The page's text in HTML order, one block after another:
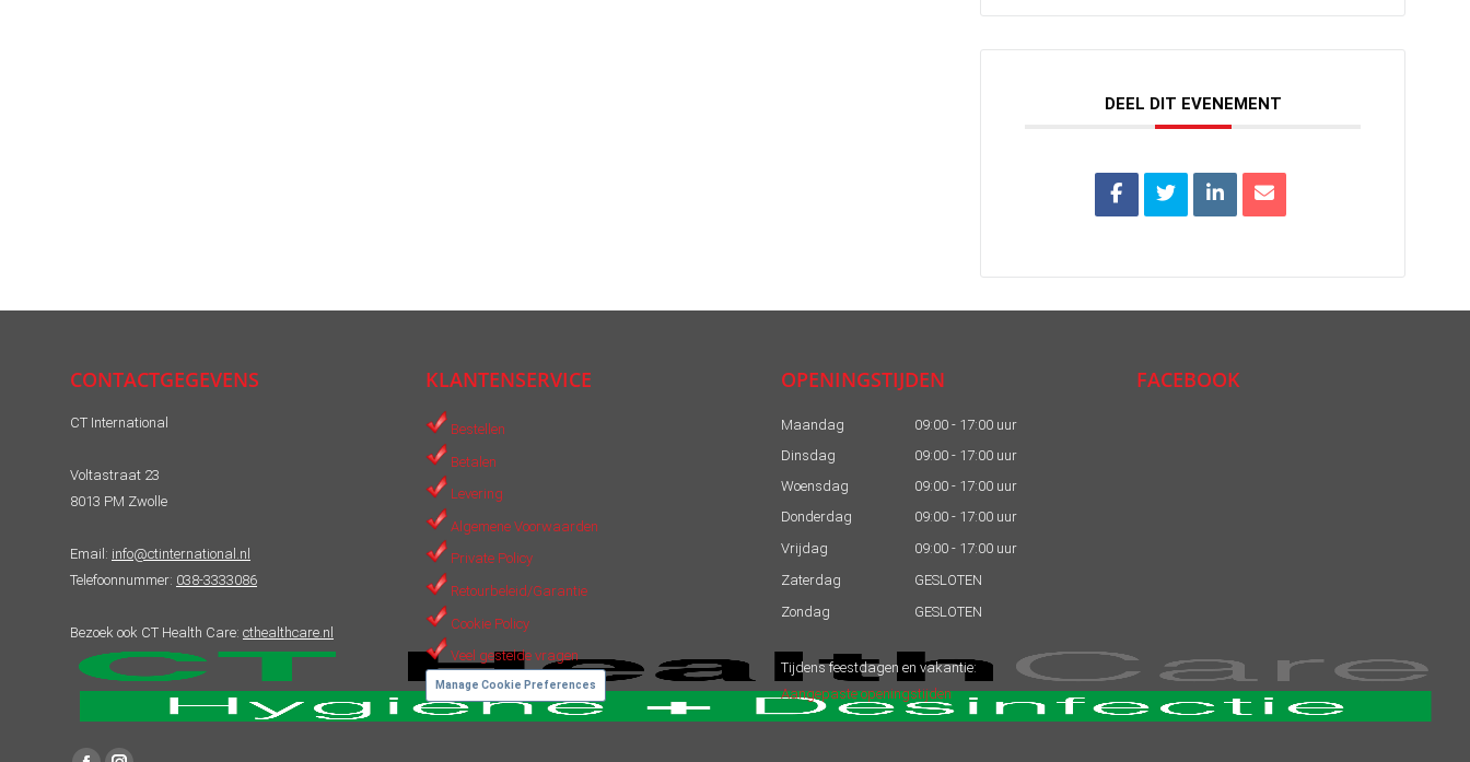
DEEL DIT EVENEMENT
CONTACTGEGEVENS
CT International
Voltastraat 23
8013 PM Zwolle
Email: info@ctinternational.nl
Telefoonnummer: 038-3333086
Bezoek ook CT Health Care: cthealthcare.nl
Vind ons op:
KLANTENSERVICE
Bestellen
Betalen
Levering
Algemene Voorwaarden
Private Policy
Retourbeleid/Garantie
Cookie Policy
Veel gestelde vragen
Manage Cookie Preferences
OPENINGSTIJDEN
Maandag
09:00 - 17:00 uur
Dinsdag
09:00 - 17:00 uur
Woensdag
09:00 - 17:00 uur
Donderdag
09:00 - 17:00 uur
Vrijdag
09:00 - 17:00 uur
Zaterdag
GESLOTEN
Zondag
GESLOTEN
Tijdens feestdagen en vakantie:
Aangepaste openingstijden
FACEBOOK